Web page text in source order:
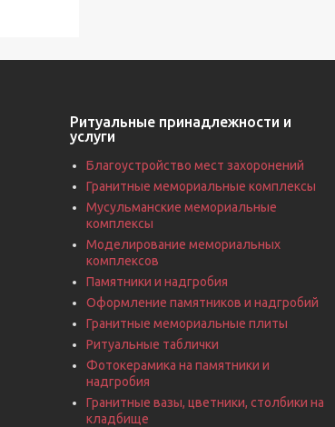
Ритуальные принадлежности и
услуги
Благоустройство мест захоронений
Гранитные мемориальные комплексы
Мусульманские мемориальные
комплексы
Моделирование мемориальных
комплексов
Памятники и надгробия
Оформление памятников и надгробий
Гранитные мемориальные плиты
Ритуальные таблички
Фотокерамика на памятники и
надгробия
Гранитные вазы, цветники, столбики на
кладбище